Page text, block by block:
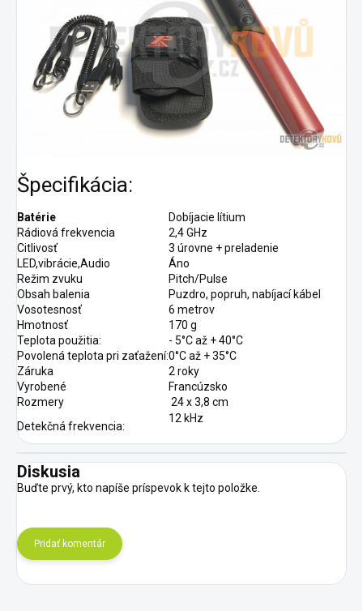
Špecifikácia:
Batérie
Dobíjacie lítium
Rádiová frekvencia
2,4 GHz
Citlivosť
3 úrovne + preladenie
LED,vibrácie,Audio
Áno
Režim zvuku
Pitch/Pulse
Obsah balenia
Puzdro, popruh, nabíjací kábel
Vosotesnosť
6 metrov
Hmotnosť
170 g
Teplota použitia:
- 5°C až + 40°C
Povolená teplota pri zaťažení:0°C až + 35°C
Záruka
2 roky
Vyrobené
Francúzsko
Rozmery
24 x 3,8 cm
Detekčná frekvencia:
12 kHz
Diskusia
Buďte prvý, kto napíše príspevok k tejto položke.
Pridať komentár